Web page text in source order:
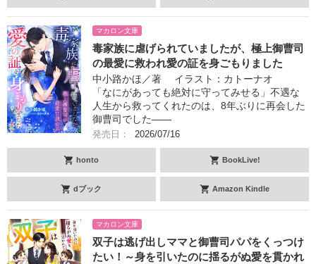
マカロン文庫
毒家族に虐げられていましたが、極上御曹司
の最愛に救われ愛の証を身ごもりました
中小路かほ／著 イラスト：カトーナオ
「なにがあっても絶対に守ってみせる」不遇な
人生から救ってくれたのは、8年ぶりに再会した
御曹司でした――
発売日： 2026/07/16
honto BookLive!
dブック Amazon Kindle
マカロン文庫
双子は逃げ出しママと御曹司パパをくっつけ
たい！～身を引いたのに揺るがぬ愛を貫かれ